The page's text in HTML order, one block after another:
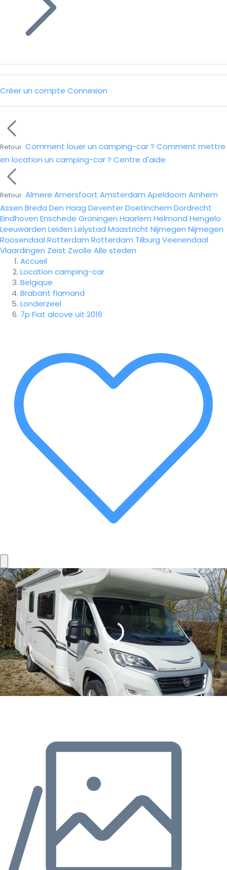
Créer un compte Connexion
Retour Comment louer un camping-car ? Comment mettre
en location un camping-car ? Centre d'aide
Retour Almere Amersfoort Amsterdam Apeldoorn Arnhem
Assen Breda Den Haag DeventerDoetinchem Dordrecht
Eindhoven Enschede Groningen Haarlem Helmond Hengelo
Leeuwarden Leiden Lelystad Maastricht Nijmegen Nijmegen
Roosendaal Rotterdam Rotterdam Tilburg Veenendaal
Vlaardingen Zeist Zwolle Alle steden
Accueil
Location camping-car
Belgique
Brabant flamand
Londerzeel
7p Fiat alcove uit 2016